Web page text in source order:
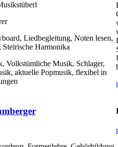
Liedbegleitung, Noten lesen,
Steirische Harmonika
Volkstümliche Musik, Schlager,
aktuelle Popmusik, flexibel in